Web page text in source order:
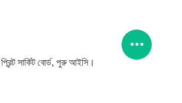
সার্কিট বোর্ড, পুরু আইসি।